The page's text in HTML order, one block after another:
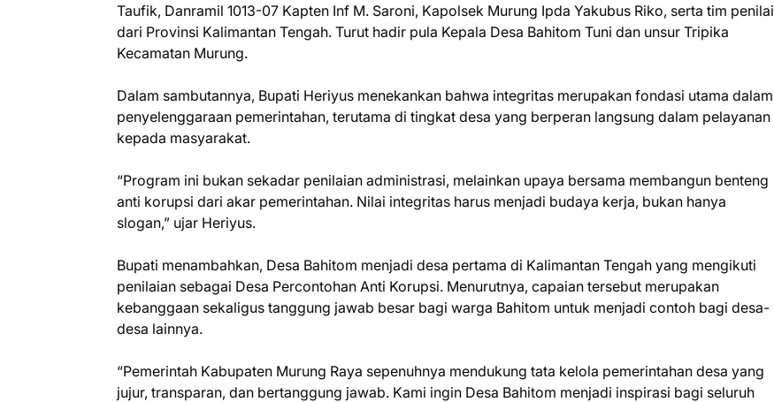
Taufik, Danramil 1013-07 Kapten Inf M. Saroni, Kapolsek Murung Ipda Yakubus Riko, serta tim penilai
dari Provinsi Kalimantan Tengah. Turut hadir pula Kepala Desa Bahitom Tuni dan unsur Tripika
Kecamatan Murung.
Dalam sambutannya, Bupati Heriyus menekankan bahwa integritas merupakan fondasi utama dalam
penyelenggaraan pemerintahan, terutama di tingkat desa yang berperan langsung dalam pelayanan
kepada masyarakat.
“Program ini bukan sekadar penilaian administrasi, melainkan upaya bersama membangun benteng
anti korupsi dari akar pemerintahan. Nilai integritas harus menjadi budaya kerja, bukan hanya
slogan,” ujar Heriyus.
Bupati menambahkan, Desa Bahitom menjadi desa pertama di Kalimantan Tengah yang mengikuti
penilaian sebagai Desa Percontohan Anti Korupsi. Menurutnya, capaian tersebut merupakan
kebanggaan sekaligus tanggung jawab besar bagi warga Bahitom untuk menjadi contoh bagi desa-
desa lainnya.
“Pemerintah Kabupaten Murung Raya sepenuhnya mendukung tata kelola pemerintahan desa yang
jujur, transparan, dan bertanggung jawab. Kami ingin Desa Bahitom menjadi inspirasi bagi seluruh